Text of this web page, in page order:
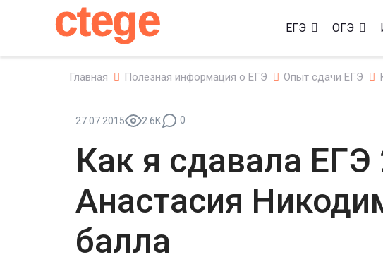
ctege ЕГЭ ОГЭ
Главная Полезная информация о ЕГЭ Опыт сдачи ЕГЭ
27.07.2015 2.6K 0
Как я сдавала ЕГЭ
Анастасия
балла